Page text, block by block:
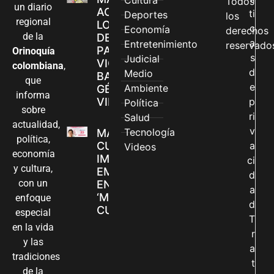
un diario
regional
de la
Orinoquía
colombiana,
que
informa
sobre
actualidad,
política,
economía
y cultura,
con un
enfoque
especial
en la vida
y las
tradiciones
de la
ACCEDEN A
LOS CANALES
DE ATENCIÓN
PARA
VIOLENCIAS
BASADAS EN
GÉNERO EN
VILLAVICENCIO
MADRES
CUIDADORAS
IMPULSAN SUS
EMPRENDIMIENTOS
EN LA FERIA
‘MANOS QUE
CUIDAN Y CREAN’
Deportes
Economía
Entretenimiento
Judicial
Medio
Ambiente
Política
Salud
Tecnología
Videos
los
derechos
ti
c
a
s
d
e
p
ri
v
a
ci
d
a
d
T
r
a
t